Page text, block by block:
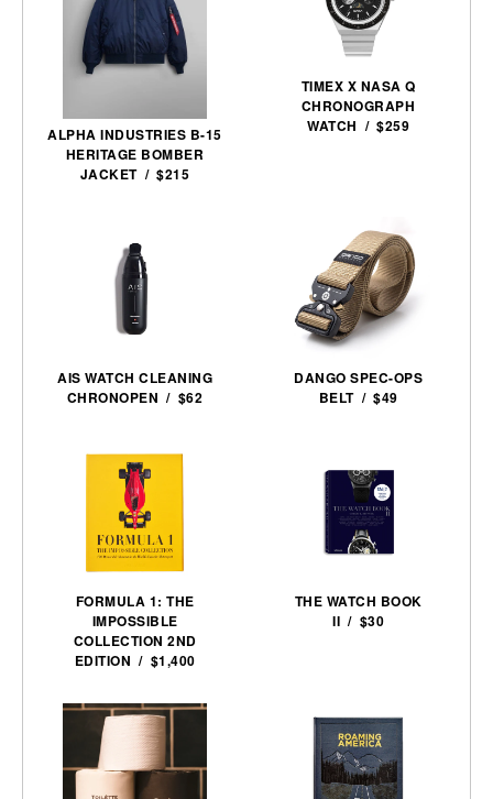
ALPHA INDUSTRIES B-15
HERITAGE BOMBER
JACKET / $215
TIMEX X NASA Q
CHRONOGRAPH
WATCH / $259
AIS WATCH CLEANING
CHRONOPEN / $62
DANGO SPEC-OPS
BELT / $49
FORMULA 1: THE
IMPOSSIBLE
COLLECTION 2ND
EDITION / $1,400
THE WATCH BOOK
II / $30